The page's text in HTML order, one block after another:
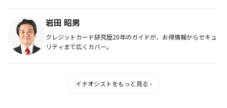
岩田 昭男
クレジットカード研究歴20年のガイドが、お得情報からセキュ
リティまで広くカバー。
イチオシストをもっと見る ›